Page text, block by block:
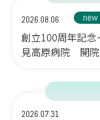
2026.08.06 new
創立100周年記
見高原病院 開院
2026.07.31